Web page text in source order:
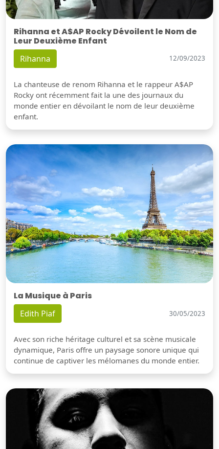
Rihanna et A$AP Rocky Dévoilent le Nom de
Leur Deuxième Enfant
Rihanna 12/09/2023
La chanteuse de renom Rihanna et le rappeur A$AP
Rocky ont récemment fait la une des journaux du
monde entier en dévoilant le nom de leur deuxième
enfant.
La Musique à Paris
Edith Piaf 30/05/2023
Avec son riche héritage culturel et sa scène musicale
dynamique, Paris offre un paysage sonore unique qui
continue de captiver les mélomanes du monde entier.